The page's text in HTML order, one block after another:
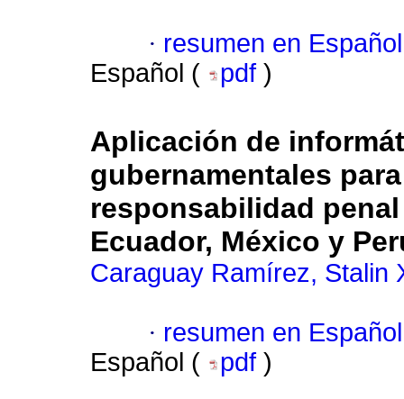
· resumen en Español
Español (
pdf )
Aplicación de
gubernamentales
responsabilidad
Ecuador, México y
Caraguay Ramírez, Stalin
· resumen en Español
Español (
pdf )